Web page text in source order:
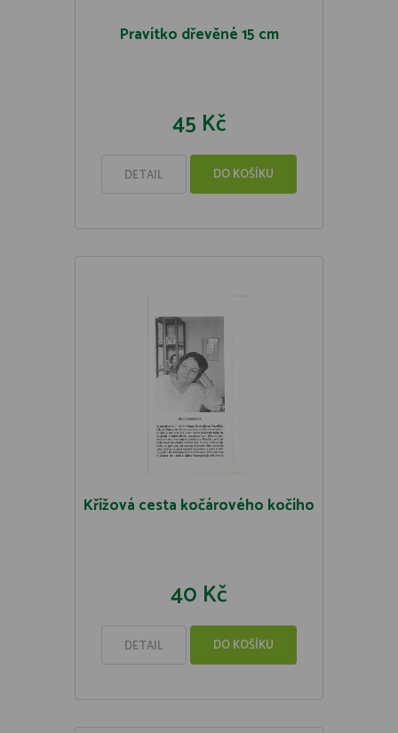
Pravítko dřevěné 15 cm
45 Kč
DETAIL DO KOŠÍKU
Křížová cesta kočárového kočího
40 Kč
DETAIL DO KOŠÍKU